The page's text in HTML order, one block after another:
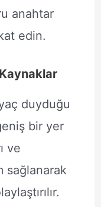
anahtar
edin.
duyduğu
bir yer
ve
sağlanarak